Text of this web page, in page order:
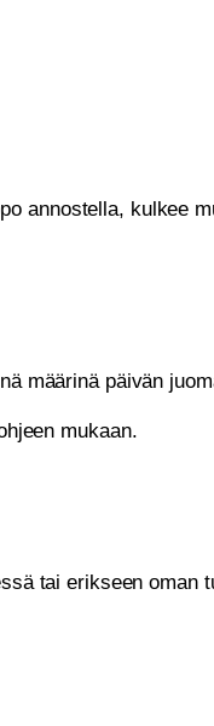
annostella, kulkee
määrinä päivän
mukaan.
tai erikseen oman